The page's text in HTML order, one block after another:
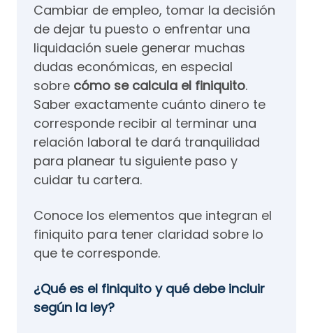
Cambiar de empleo, tomar la decisión
de dejar tu puesto o enfrentar una
liquidación suele generar muchas
dudas económicas, en especial
sobre cómo se calcula el finiquito.
Saber exactamente cuánto dinero te
corresponde recibir al terminar una
relación laboral te dará tranquilidad
para planear tu siguiente paso y
cuidar tu cartera.
Conoce los elementos que integran el
finiquito para tener claridad sobre lo
que te corresponde.
¿Qué es el finiquito y qué debe incluir
según la ley?